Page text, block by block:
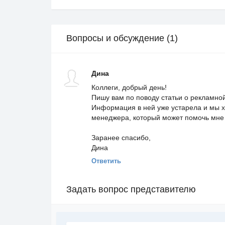
которых вы будете получать 5% их прибыли на
Для начала рекомендуется ознакомиться с
CPM». Выбрать подходящий трафик легко, с
Вопросы и обсуждение (1)
Дина
Коллеги, добрый день!
Пишу вам по поводу статьи о
Информация в ней уже устарела и мы
менеджера, который может помочь мне
Заранее спасибо,
Дина
Ответить
Задать вопрос представителю